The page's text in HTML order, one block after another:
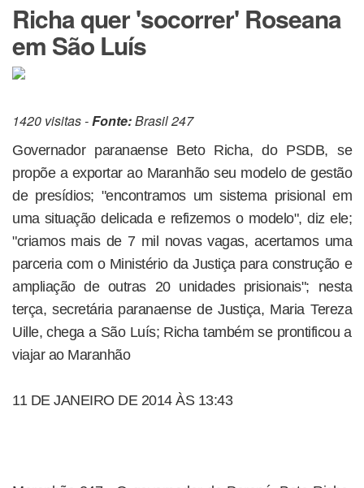
Richa quer 'socorrer' Roseana
em São Luís
1420 visitas -Fonte:Brasil 247
Governador paranaense Beto Richa, do PSDB, se
propõe a exportar ao Maranhão seu modelo de gestão
de presídios; "encontramos um sistema prisional em
uma situação delicada e refizemos o modelo", diz ele;
"criamos mais de 7 mil novas vagas, acertamos uma
parceria com o Ministério da Justiça para construção e
ampliação de outras 20 unidades prisionais"; nesta
terça, secretária paranaense de Justiça, Maria Tereza
Uille, chega a São Luís; Richa também se prontificou a
viajar ao Maranhão
11 DE JANEIRO DE 2014 ÀS 13:43